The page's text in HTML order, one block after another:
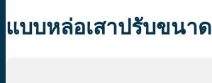
แบบหล่อเสาปรับขนาด